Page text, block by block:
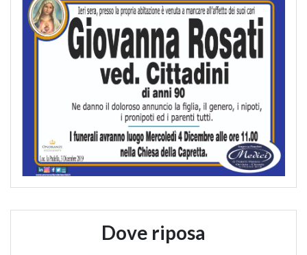
Dove riposa